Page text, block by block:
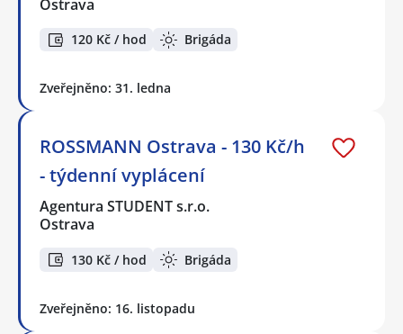
Ostrava
120 Kč / hod Brigáda
Zveřejněno: 31. ledna
ROSSMANN Ostrava - 130 Kč/h
- týdenní vyplácení
Agentura STUDENT s.r.o.
Ostrava
130 Kč / hod Brigáda
Zveřejněno: 16. listopadu